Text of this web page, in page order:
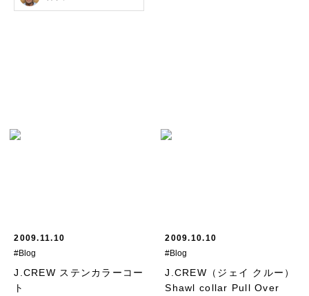
2009.11.10
#Blog
J.CREW ステンカラーコー
ト
2009.10.10
#Blog
J.CREW（ジェイ クルー）
Shawl collar Pull Over